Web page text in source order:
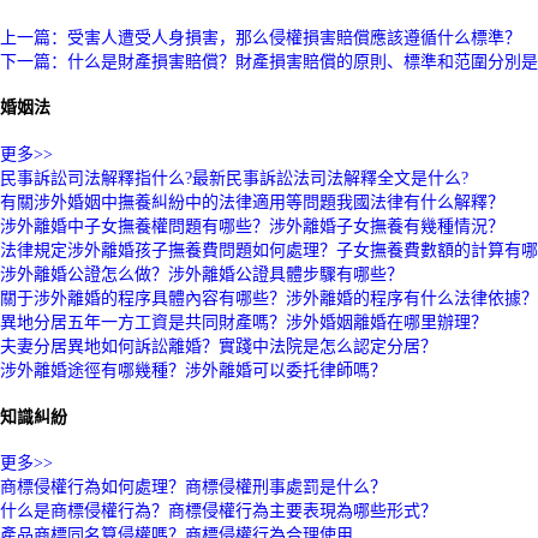
上一篇：受害人遭受人身損害，那么侵權損害賠償應該遵循什么標準？
下一篇：什么是財產損害賠償？財產損害賠償的原則、標準和范圍分別是
婚姻法
更多>>
民事訴訟司法解釋指什么?最新民事訴訟法司法解釋全文是什么?
有關涉外婚姻中撫養糾紛中的法律適用等問題我國法律有什么解釋？
涉外離婚中子女撫養權問題有哪些？涉外離婚子女撫養有幾種情況？
法律規定涉外離婚孩子撫養費問題如何處理？子女撫養費數額的計算有哪
涉外離婚公證怎么做？涉外離婚公證具體步驟有哪些？
關于涉外離婚的程序具體內容有哪些？涉外離婚的程序有什么法律依據？
異地分居五年一方工資是共同財產嗎？涉外婚姻離婚在哪里辦理？
夫妻分居異地如何訴訟離婚？實踐中法院是怎么認定分居？
涉外離婚途徑有哪幾種？涉外離婚可以委托律師嗎？
知識糾紛
更多>>
商標侵權行為如何處理？商標侵權刑事處罰是什么？
什么是商標侵權行為？商標侵權行為主要表現為哪些形式？